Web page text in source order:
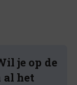
je op de
al het